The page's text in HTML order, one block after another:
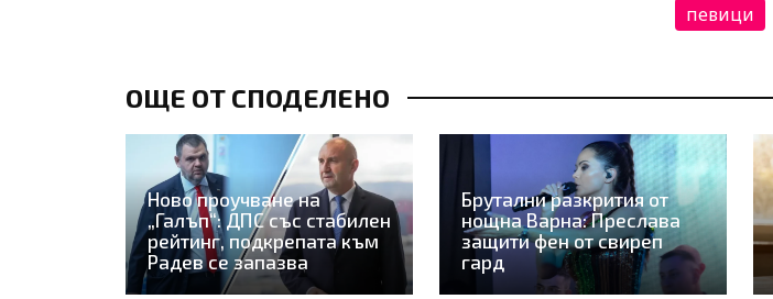
певици
ОЩЕ ОТ СПОДЕЛЕНО
Ново проучване на
„Галъп“: ДПС със стабилен
рейтинг, подкрепата към
Радев се запазва
Брутални разкрития от
нощна Варна: Преслава
защити фен от свиреп
гард